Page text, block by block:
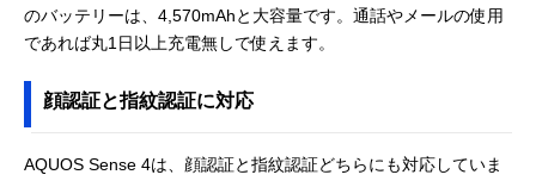
のバッテリーは、4,570mAhと大容量です。通話やメールの使用
であれば丸1日以上充電無しで使えます。
顔認証と指紋認証に対応
AQUOS Sense 4は、顔認証と指紋認証どちらにも対応していま